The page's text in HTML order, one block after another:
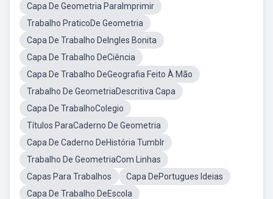
Capa De Geometria ParaImprimir
Trabalho PraticoDe Geometria
Capa De Trabalho DeIngles Bonita
Capa De Trabalho DeCiência
Capa De Trabalho DeGeografia Feito À Mão
Trabalho De GeometriaDescritiva Capa
Capa De TrabalhoColegio
Títulos ParaCaderno De Geometria
Capa De Caderno DeHistória Tumblr
Trabalho De GeometriaCom Linhas
Capas Para Trabalhos
Capa DePortugues Ideias
Capa De Trabalho DeEscola